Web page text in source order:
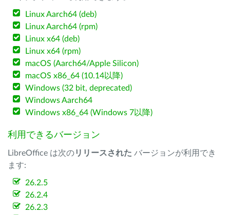
Linux Aarch64 (deb)
Linux Aarch64 (rpm)
Linux x64 (deb)
Linux x64 (rpm)
macOS (Aarch64/Apple Silicon)
macOS x86_64 (10.14以降)
Windows (32 bit, deprecated)
Windows Aarch64
Windows x86_64 (Windows 7以降)
利用できるバージョン
LibreOffice は次のリリースされた バージョンが利用でき
ます:
26.2.5
26.2.4
26.2.3